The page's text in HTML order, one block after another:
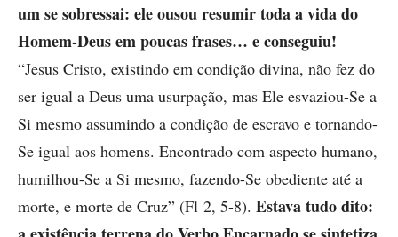
um se sobressai: ele ousou resumir toda a vida do
Homem-Deus em poucas frases… e conseguiu!
“Jesus Cristo, existindo em condição divina, não fez do
ser igual a Deus uma usurpação, mas Ele esvaziou-Se a
Si mesmo assumindo a condição de escravo e tornando-
Se igual aos homens. Encontrado com aspecto humano,
humilhou-Se a Si mesmo, fazendo-Se obediente até a
morte, e morte de Cruz” (Fl 2, 5-8). Estava tudo dito: